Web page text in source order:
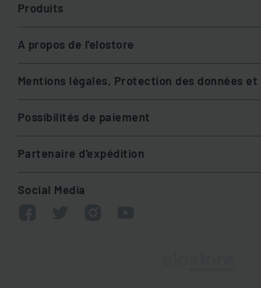
Produits
A propos de l'elostore
Mentions légales, Protection des données et
Possibilités de paiement
Partenaire d'expédition
Social Media